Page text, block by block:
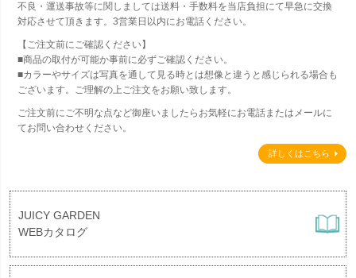
不良・運送事故等に関しましては送料・手数料を当店負担にて早急に交換
対応させて頂きます。3営業日以内にお電話ください。
【ご注文前にご確認ください】
■商品の取付が可能か事前に必ずご確認ください。
■カラーやサイズは写真を通して見る時とは想像と違うと感じられる場合も
ございます。ご理解の上ご注文をお願い致します。
ご注文前にご不明な点など御座いましたらお気軽にお電話またはメールに
てお問い合わせください。
詳しくはこちら
JUICY GARDEN
WEBカタログ